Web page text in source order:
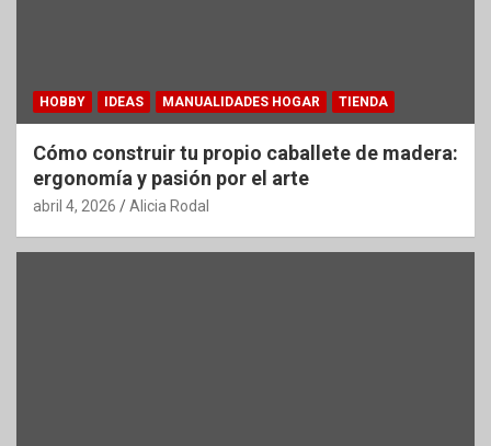
HOBBY IDEAS MANUALIDADES HOGAR TIENDA
Cómo construir tu propio caballete de madera:
ergonomía y pasión por el arte
abril 4, 2026 Alicia Rodal